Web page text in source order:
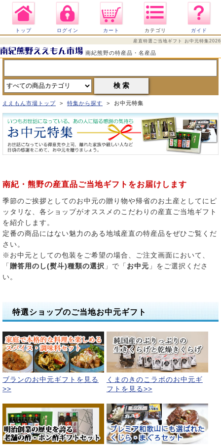
トップ ログイン カート カテゴリ ガイド
産直特選ご当地ギフト お中元特集2026
南紀熊野の特産品・名産品
ええもん市場トップ > 特集から探す > お中元特集
南紀・熊野の産直品ご当地ギフトをお届けします
季節のご挨拶としてのお中元の贈り物や帰省のお土産としてにピ
ッタリな、各ショップがオススメのこだわりの産直ご当地ギフト
を紹介します。
定番の商品にはない魅力のある地域産直の特産品をぜひご覧くだ
さい。
※お中元としての包装をご希望の場合、ご注文画面において、
「 贈答用のし(熨斗)種類の選択 」で「 お中元 」をご選択くださ
い。
特選ショップのご当地お中元ギフト
ブランのお中元ギフトを見る
>>
くまのきのこラボのお中元ギ
フトを見る>>